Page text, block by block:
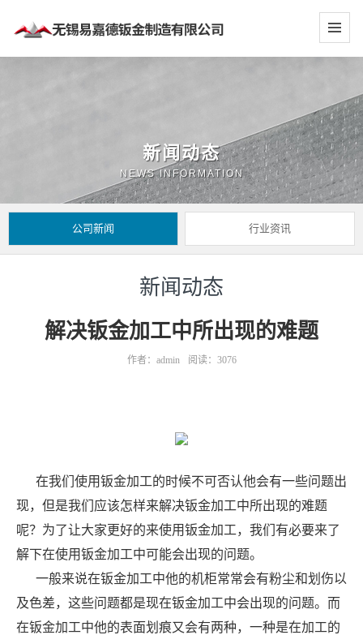
新闻动态
NEWS INFORMATION
公司新闻 行业资讯
新闻动态
解决钣金加工中所出现的难题
作者：admin 阅读：3076
在我们使用钣金加工的时候不可否认他会有一些问题出
现，但是我们应该怎样来解决钣金加工中所出现的难题
呢？为了让大家更好的来使用钣金加工，我们有必要来了
解下在使用钣金加工中可能会出现的问题。
一般来说在钣金加工中他的机柜常常会有粉尘和划伤以
及色差，这些问题都是现在钣金加工中会出现的问题。而
在钣金加工中他的表面划痕又会有两种，一种是在加工的